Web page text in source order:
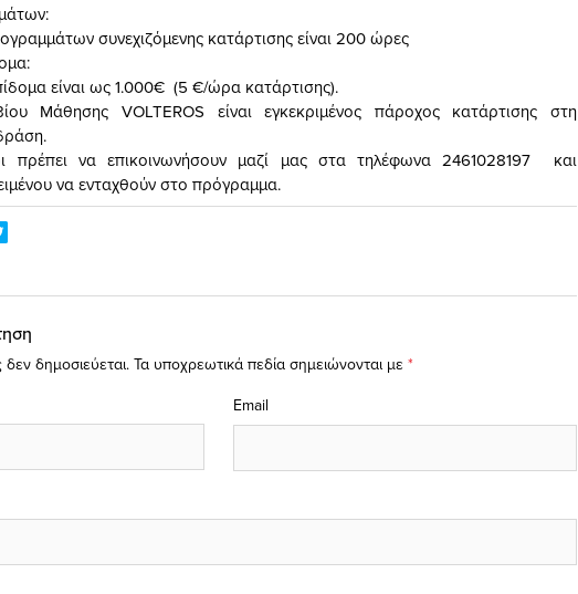
συνεχιζόμενης κατάρτισης είναι 200 ώρες
είναι ως 1.000€ (5 €/ώρα κατάρτισης).
Μάθησης VOLTEROS είναι εγκεκριμένος πάροχος κατάρτισης στη
πρέπει να επικοινωνήσουν μαζί μας στα τηλέφωνα 2461028197 και
να ενταχθούν στο πρόγραμμα.
δημοσιεύεται.Τα υποχρεωτικά πεδία σημειώνονται με *
Email